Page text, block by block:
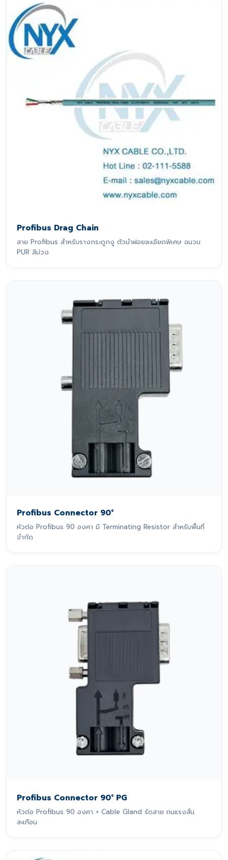
Profibus Drag Chain
สาย Profibus สำหรับรางกระดูกงู ตัวนำฝอยละเอียดพิเศษ ฉนวน
PUR สีม่วง
Profibus Connector 90°
หัวต่อ Profibus 90 องศา มี Terminating Resistor สำหรับพื้นที่
จำกัด
Profibus Connector 90° PG
หัวต่อ Profibus 90 องศา + Cable Gland รัดสาย ทนแรงสั่น
สะเทือน